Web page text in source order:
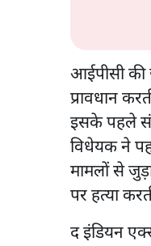
आईपीसी की
प्रावधान
इसके पहले
विधेयक ने
मामलों से
पर हत्या
द इंडियन